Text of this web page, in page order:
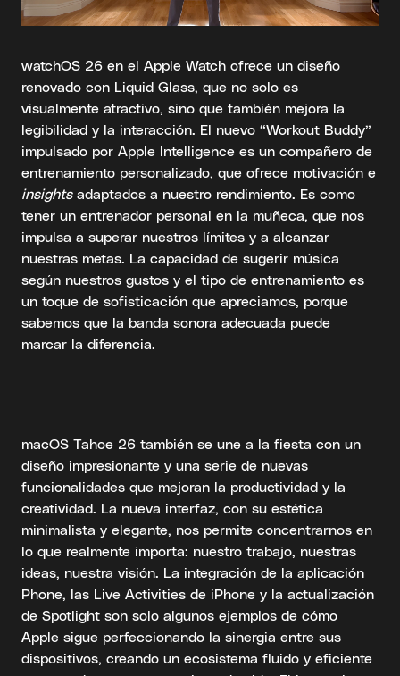
watchOS 26 en el Apple Watch ofrece un diseño
renovado con Liquid Glass, que no solo es
visualmente atractivo, sino que también mejora la
legibilidad y la interacción. El nuevo “Workout Buddy”
impulsado por Apple Intelligence es un compañero de
entrenamiento personalizado, que ofrece motivación e
insightsadaptados a nuestro rendimiento. Es como
tener un entrenador personal en la muñeca, que nos
impulsa a superar nuestros límites y a alcanzar
nuestras metas. La capacidad de sugerir música
según nuestros gustos y el tipo de entrenamiento es
un toque de sofisticación que apreciamos, porque
sabemos que la banda sonora adecuada puede
marcar la diferencia.
macOS Tahoe 26 también se une a la fiesta con un
diseño impresionante y una serie de nuevas
funcionalidades que mejoran la productividad y la
creatividad. La nueva interfaz, con su estética
minimalista y elegante, nos permite concentrarnos en
lo que realmente importa: nuestro trabajo, nuestras
ideas, nuestra visión. La integración de la aplicación
Phone, las Live Activities de iPhone y la actualización
de Spotlight son solo algunos ejemplos de cómo
Apple sigue perfeccionando la sinergia entre sus
dispositivos, creando un ecosistema fluido y eficiente